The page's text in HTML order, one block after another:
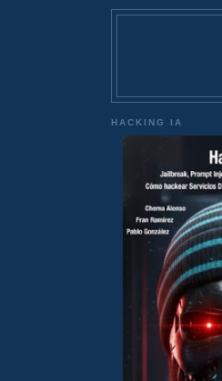
HACKING IA